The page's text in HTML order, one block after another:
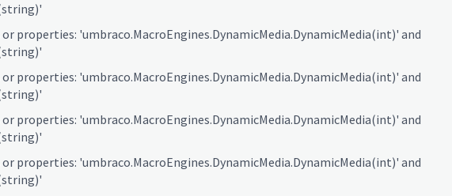
properties: 'umbraco.MacroEngines.DynamicMedia.DynamicMedia(int)' and
properties: 'umbraco.MacroEngines.DynamicMedia.DynamicMedia(int)' and
properties: 'umbraco.MacroEngines.DynamicMedia.DynamicMedia(int)' and
properties: 'umbraco.MacroEngines.DynamicMedia.DynamicMedia(int)' and